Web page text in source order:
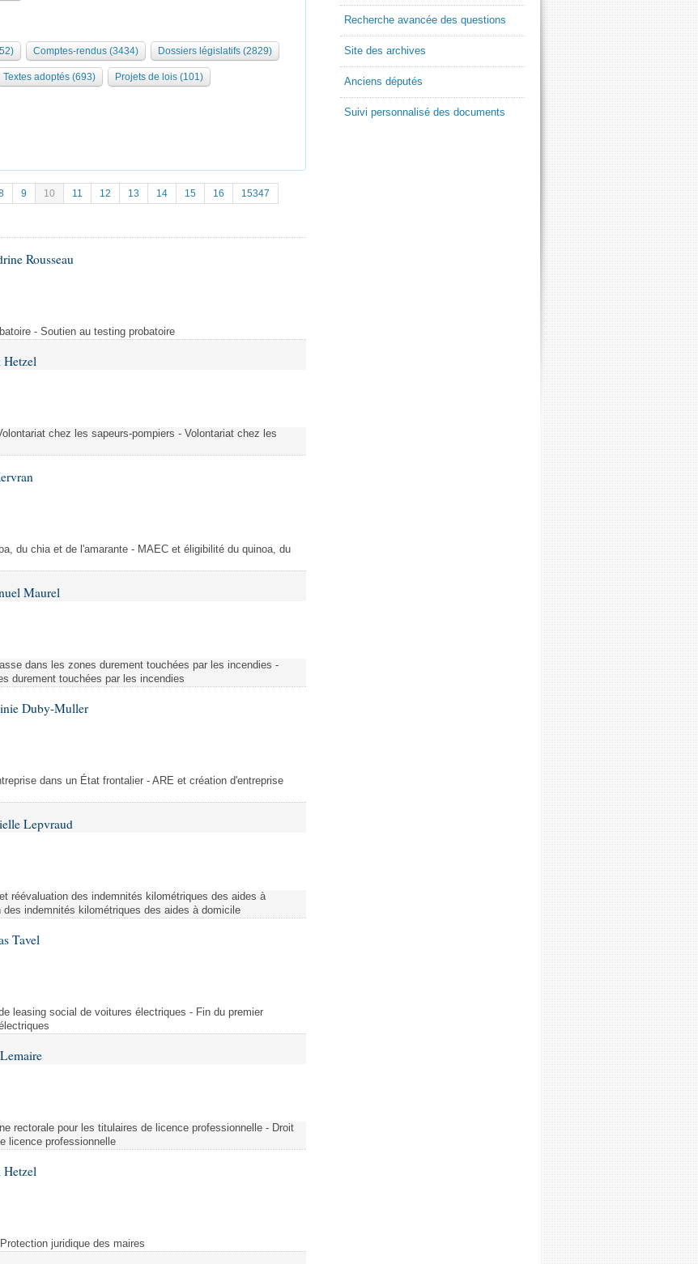
Comptes-rendus (3434) Dossiers législatifs (2829)
Textes adoptés (693) Projets de lois (101)
9 10 11 12 13 14 15 16
15347
Rousseau
- Soutien au testing probatoire
Hetzel
chez les sapeurs-pompiers - Volontariat chez les
du chia et de l'amarante - MAEC et éligibilité du quinoa, du
Maurel
dans les zones durement touchées par les incendies -
durement touchées par les incendies
Duby-Muller
dans un État frontalier - ARE et création d'entreprise
Lepvraud
réévaluation des indemnités kilométriques des aides à
indemnités kilométriques des aides à domicile
Tavel
leasing social de voitures électriques - Fin du premier
rectorale pour les titulaires de licence professionnelle - Droit
licence professionnelle
Hetzel
juridique des maires
Recherche avancée des questions
Site des archives
Anciens députés
Suivi personnalisé des documents